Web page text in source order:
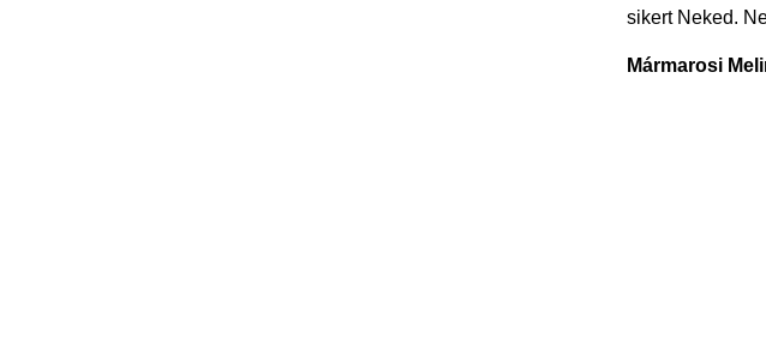
sikert Neked.
Mármarosi